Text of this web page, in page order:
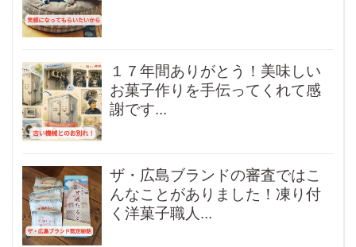
１７年間ありがとう！美味しい
お菓子作りを手伝ってくれて感
謝です...
ザ・広島ブランドの審査ではこ
んなことがありました！凍り付
く洋菓子職人...